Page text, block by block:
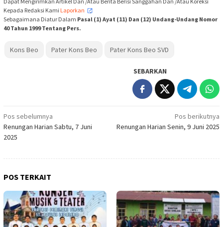
Kepada Redaksi Kami Laporkan
,
Sebagaimana Diatur Dalam Pasal (1) Ayat (11) Dan (12) Undang-Undang Nomor
40 Tahun 1999 Tentang Pers.
Kons Beo Pater Kons Beo Pater Kons Beo SVD
SEBARKAN
Navigasi
pos
Pos sebelumnya
Renungan Harian Sabtu, 7 Juni
2025
Pos berikutnya
Renungan Harian Senin, 9 Juni 2025
POS TERKAIT